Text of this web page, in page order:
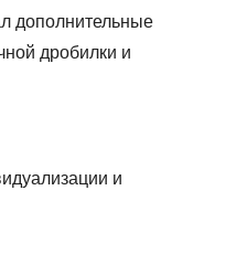
дополнительные
дробилки и
и